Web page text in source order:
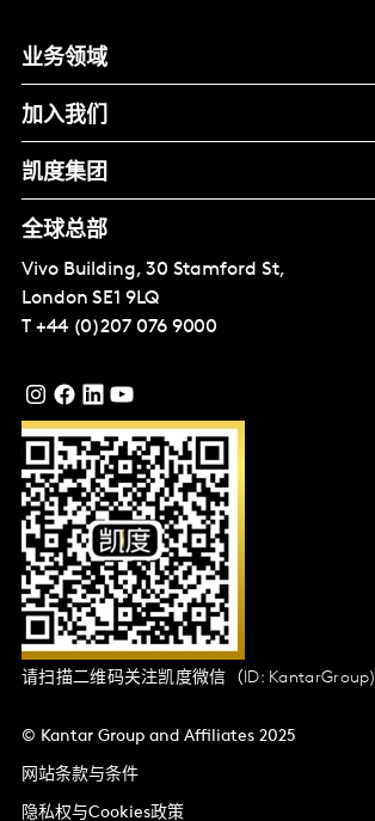
业务领域
加入我们
凯度集团
全球总部
Vivo Building, 30 Stamford St,
London SE1 9LQ
T +44 (0)207 076 9000
请扫描二维码关注凯度微信（ID: KantarGroup)
© Kantar Group and Affiliates 2025
网站条款与条件
隐私权与Cookies政策